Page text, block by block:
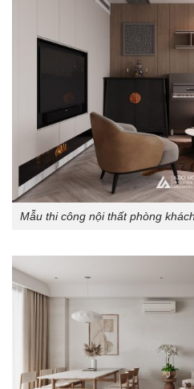
Mẫu thi công nội thất phòng